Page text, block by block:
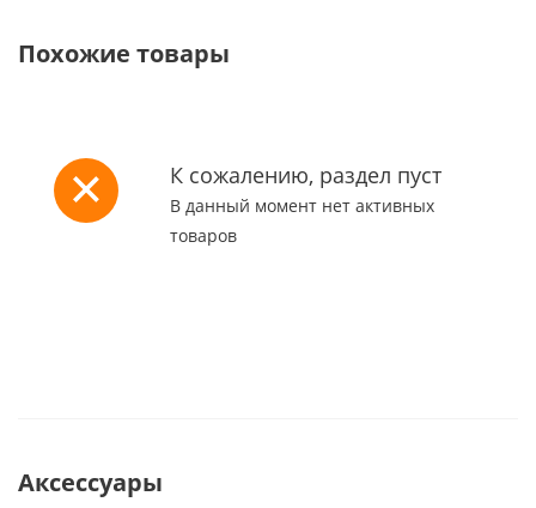
Похожие товары
К сожалению, раздел пуст
В данный момент нет активных
товаров
Аксессуары